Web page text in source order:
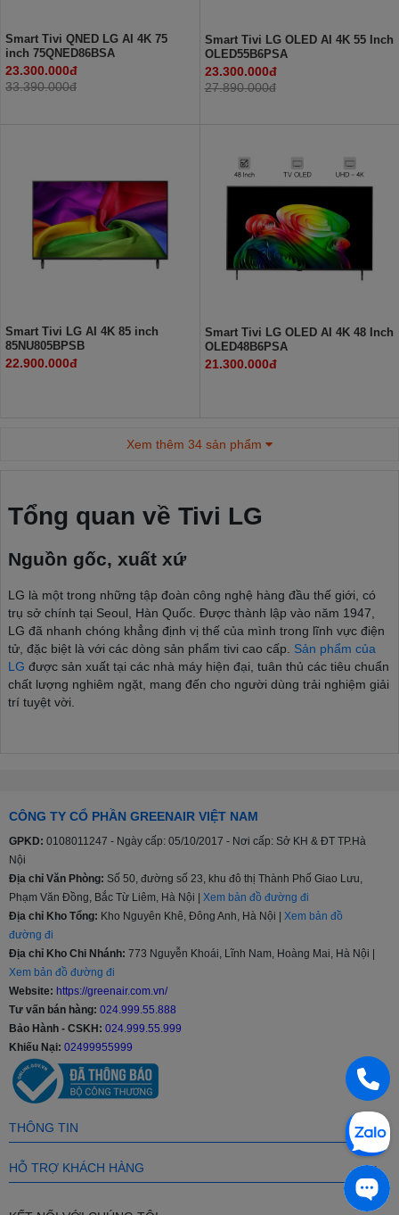
Smart Tivi QNED LG AI 4K 75
inch 75QNED86BSA
23.300.000đ
33.390.000đ
Smart Tivi LG OLED AI 4K 55 Inch
OLED55B6PSA
23.300.000đ
27.890.000đ
Smart Tivi LG AI 4K 85 inch
85NU805BPSB
22.900.000đ
Smart Tivi LG OLED AI 4K 48 Inch
OLED48B6PSA
21.300.000đ
Xem thêm 34 sản phẩm
Tổng quan về Tivi LG
Nguồn gốc, xuất xứ
LG là một trong những tập đoàn công nghệ hàng đầu thế giới, có
trụ sở chính tại Seoul, Hàn Quốc. Được thành lập vào năm 1947,
LG đã nhanh chóng khẳng định vị thế của mình trong lĩnh vực điện
tử, đặc biệt là với các dòng sản phẩm tivi cao cấp. Sản phẩm của
LG được sản xuất tại các nhà máy hiện đại, tuân thủ các tiêu chuẩn
chất lượng nghiêm ngặt, mang đến cho người dùng trải nghiệm giải
trí tuyệt vời.
Âm thanh sống động: Công nghệ âm thanh tiên tiến
như Dolby Atmos, DTS:X và AI Sound Pro giúp tạo ra trải
nghiệm âm thanh đỉnh cao.
Thiết kế hiện đại: LG chú trọng đến thiết kế sang trọng và
tinh tế, phù hợp với nhiều không gian nội thất.
Tính năng thông minh: Hệ điều hành webOS cùng với trợ lý
ảo AI ThinQ giúp người dùng dễ dàng tìm kiếm và quản lý nội
dung.
Các công nghệ hình ảnh nổi bật:
Công nghệ HDR
Chuẩn HDR (High Dynamic Range) là dải tương phản động mở
rộng được tích hợp trên thiết bị, sẽ cho khả năng hiển thị rộng lớn ở
nhiều mức độ phong phú về màu sắc, ánh sáng, độ tương phản.
Nhờ đó, với những vùng sáng nhất và tối nhất của hình ảnh, thiết bị
đều sẽ hiển thị tự nhiên và chính xác. Màu trắng sẽ trắng sáng
tuyệt đối, còn màu đen sẽ có chiều sâu hơn.
3D Color Mapping
Công nghệ này giúp tivi có khả năng tái tạo được màu sắc chân
CÔNG TY CỔ PHẦN GREENAIR VIỆT NAM
GPKD: 0108011247 - Ngày cấp: 05/10/2017 - Nơi cấp: Sở KH & ĐT TP.Hà
Nội
Địa chỉ Văn Phòng: Số 50, đường số 23, khu đô thị Thành Phố Giao Lưu,
Phạm Văn Đồng, Bắc Từ Liêm, Hà Nội | Xem bản đồ đường đi
Địa chỉ Kho Tổng: Kho Nguyên Khê, Đông Anh, Hà Nội | Xem bản đồ
đường đi
Địa chỉ Kho Chi Nhánh: 773 Nguyễn Khoái, Lĩnh Nam, Hoàng Mai, Hà Nội |
Xem bản đồ đường đi
Website: https://greenair.com.vn/
Tư vấn bán hàng: 024.999.55.888
Bảo Hành - CSKH: 024.999.55.999
Khiếu Nại: 02499955999
THÔNG TIN
HỖ TRỢ KHÁCH HÀNG